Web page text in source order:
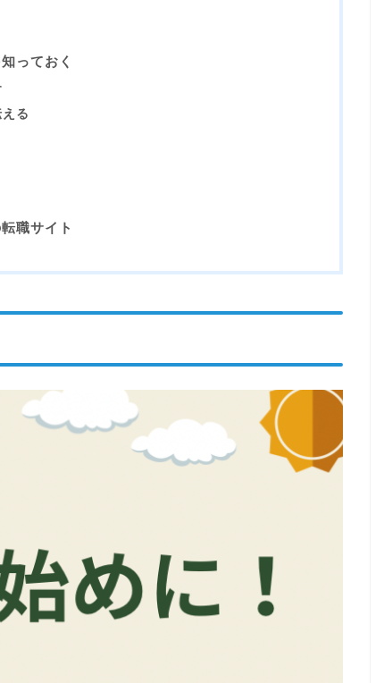
っておく
る
職サイト